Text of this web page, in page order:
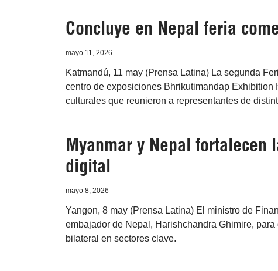
Concluye en Nepal feria
mayo 11, 2026
Katmandú, 11 may (Prensa Latina) La segunda
centro de exposiciones Bhrikutimandap
culturales que reunieron a representantes de
Myanmar y Nepal fortalecen
digital
mayo 8, 2026
Yangon, 8 may (Prensa Latina) El ministro de
embajador de Nepal, Harishchandra Ghimire,
bilateral en sectores clave.